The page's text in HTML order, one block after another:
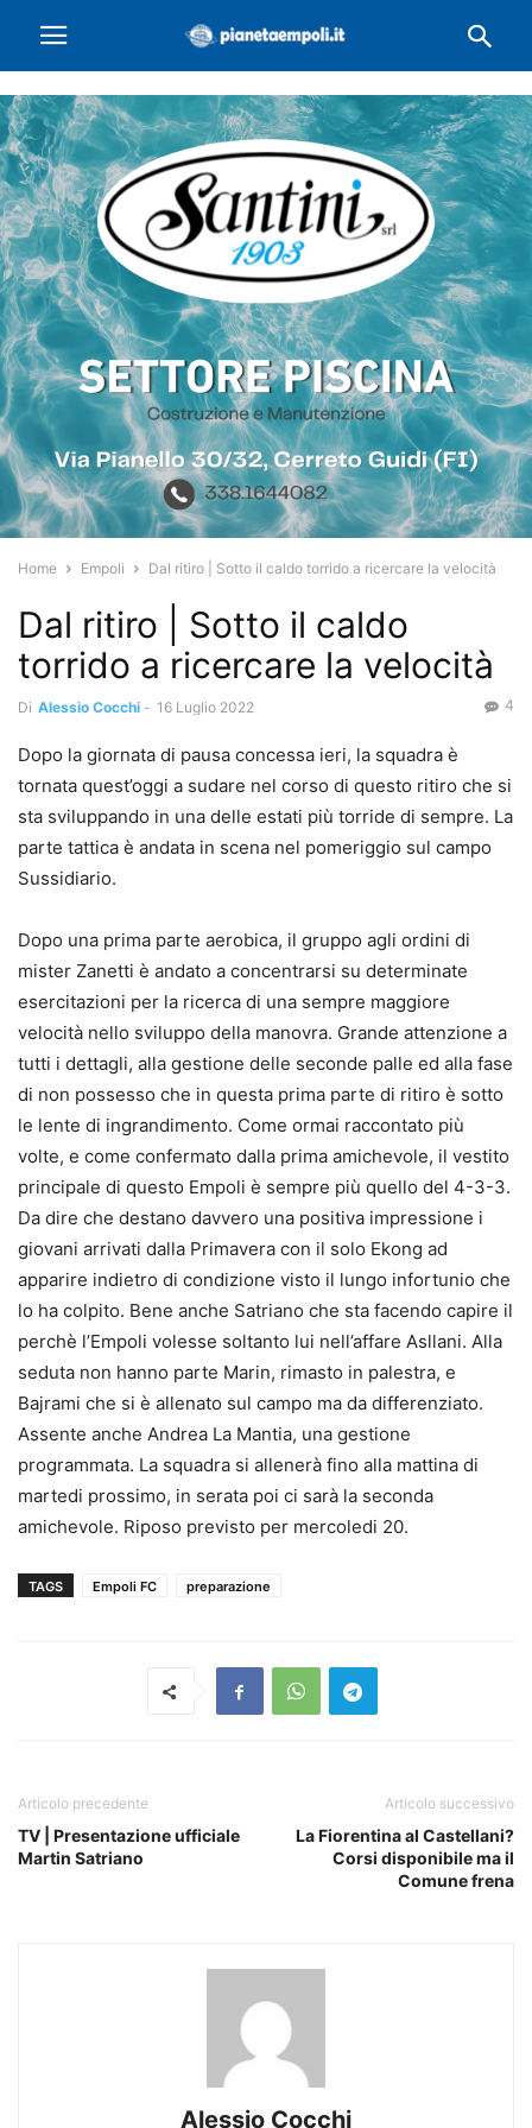
Home Empoli Dal ritiro | Sotto il caldo torrido a ricercare la velocità
Dal ritiro | Sotto il caldo
torrido a ricercare la velocità
Di Alessio Cocchi - 16 Luglio 2022 4
Dopo la giornata di pausa concessa ieri, la squadra è
tornata quest’oggi a sudare nel corso di questo ritiro che si
sta sviluppando in una delle estati più torride di sempre. La
parte tattica è andata in scena nel pomeriggio sul campo
Sussidiario.
Dopo una prima parte aerobica, il gruppo agli ordini di
mister Zanetti è andato a concentrarsi su determinate
esercitazioni per la ricerca di una sempre maggiore
velocità nello sviluppo della manovra. Grande attenzione a
tutti i dettagli, alla gestione delle seconde palle ed alla fase
di non possesso che in questa prima parte di ritiro è sotto
le lente di ingrandimento. Come ormai raccontato più
volte, e come confermato dalla prima amichevole, il vestito
principale di questo Empoli è sempre più quello del 4-3-3.
Da dire che destano davvero una positiva impressione i
giovani arrivati dalla Primavera con il solo Ekong ad
apparire indietro di condizione visto il lungo infortunio che
lo ha colpito. Bene anche Satriano che sta facendo capire il
perchè l’Empoli volesse soltanto lui nell’affare Asllani. Alla
seduta non hanno parte Marin, rimasto in palestra, e
Bajrami che si è allenato sul campo ma da differenziato.
Assente anche Andrea La Mantia, una gestione
programmata. La squadra si allenerà fino alla mattina di
martedi prossimo, in serata poi ci sarà la seconda
amichevole. Riposo previsto per mercoledi 20.
TAGS Empoli FC preparazione
Articolo precedente
TV | Presentazione ufficiale
Martin Satriano
Articolo successivo
La Fiorentina al Castellani?
Corsi disponibile ma il
Comune frena
Alessio Cocchi